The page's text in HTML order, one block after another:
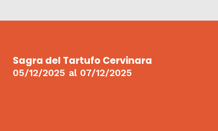
Sagra del Tartufo Cervinara
05/12/2025 al 07/12/2025